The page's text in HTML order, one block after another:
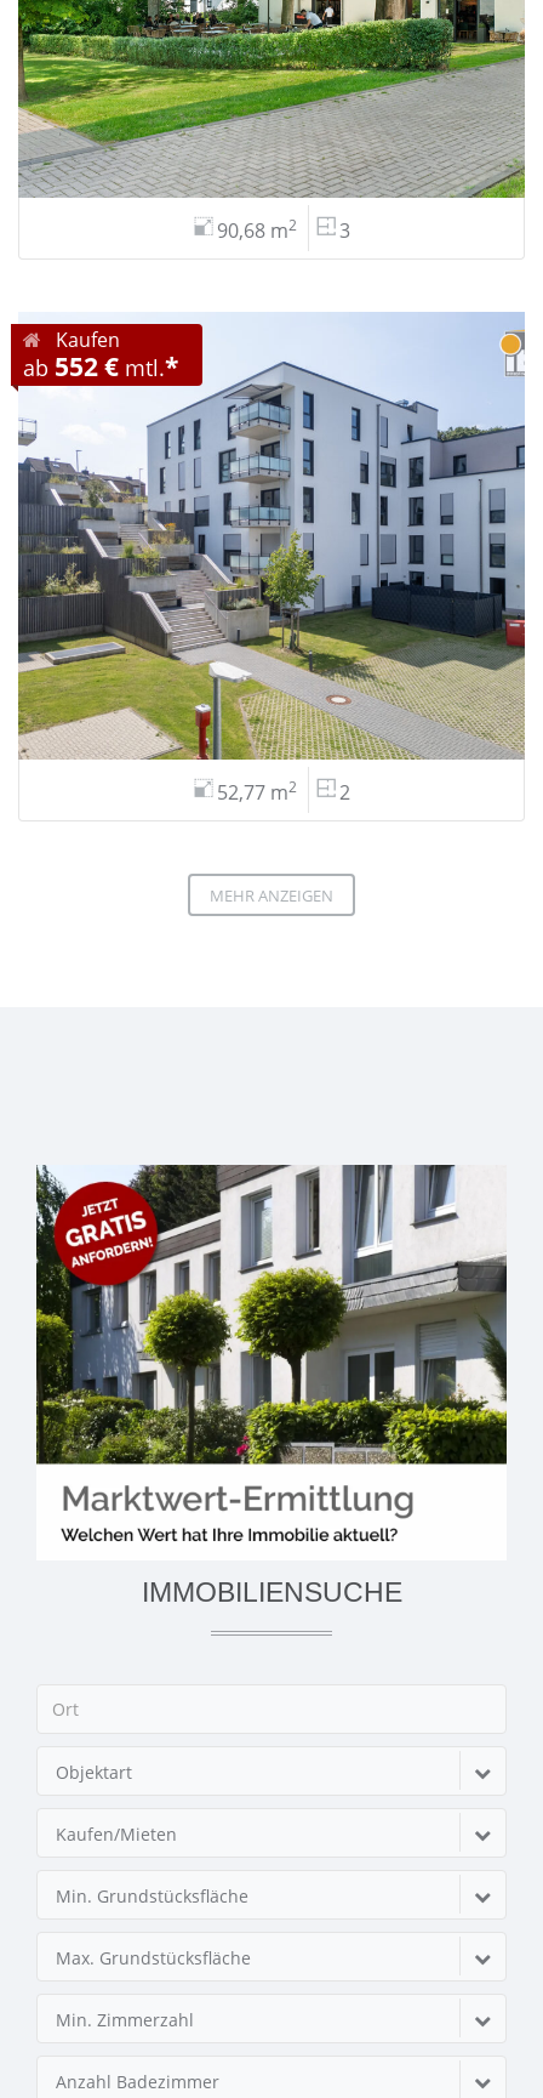
90,68 m2 3
Kaufen
ab 552 € mtl.*
52,77 m2 2
MEHR ANZEIGEN
IMMOBILIENSUCHE
Objektart
Kaufen/Mieten
Min. Grundstücksfläche
Max. Grundstücksfläche
Min. Zimmerzahl
Anzahl Badezimmer